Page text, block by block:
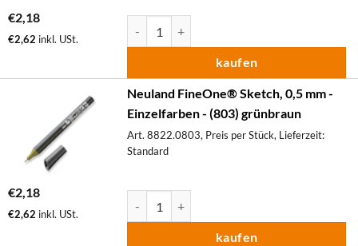
€2,18
€2,62 inkl. USt.
kaufen
Neuland FineOne® Sketch, 0,5 mm -
Einzelfarben - (803) grünbraun
Art. 8822.0803, Preis per Stück, Lieferzeit:
Standard
€2,18
€2,62 inkl. USt.
kaufen